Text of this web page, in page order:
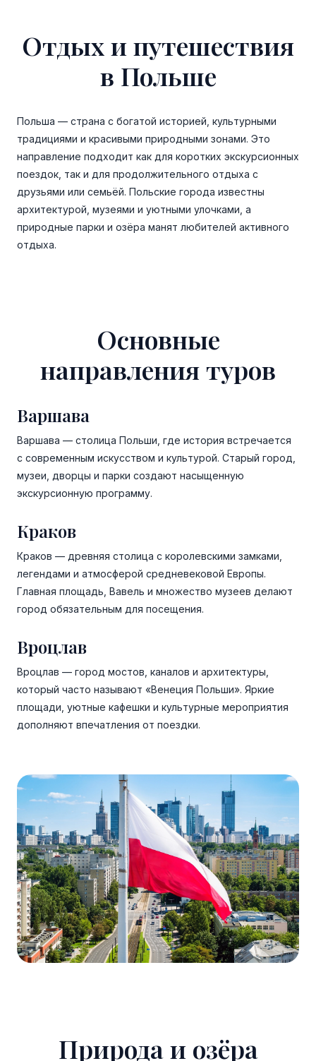
Отдых и путешествия
в Польше
Польша — страна с богатой историей, культурными
традициями и красивыми природными зонами. Это
направление подходит как для коротких экскурсионных
поездок, так и для продолжительного отдыха с
друзьями или семьёй. Польские города известны
архитектурой, музеями и уютными улочками, а
природные парки и озёра манят любителей активного
отдыха.
Основные
направления туров
Варшава
Варшава — столица Польши, где история встречается
с современным искусством и культурой. Старый город,
музеи, дворцы и парки создают насыщенную
экскурсионную программу.
Краков
Краков — древняя столица с королевскими замками,
легендами и атмосферой средневековой Европы.
Главная площадь, Вавель и множество музеев делают
город обязательным для посещения.
Вроцлав
Вроцлав — город мостов, каналов и архитектуры,
который часто называют «Венеция Польши». Яркие
площади, уютные кафешки и культурные мероприятия
дополняют впечатления от поездки.
Природа и озёра